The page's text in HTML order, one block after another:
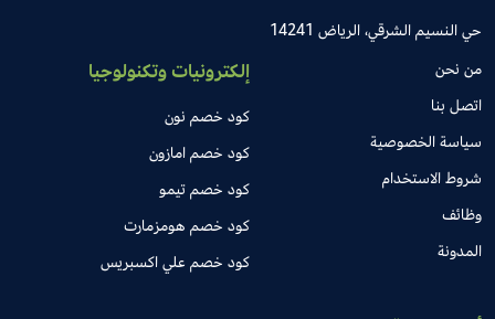
حي النسيم الشرقي، الرياض 14241
من نحن
اتصل بنا
سياسة الخصوصية
شروط الاستخدام
وظائف
المدونة
إلكترونيات وتكنولوجيا
كود خصم نون
كود خصم امازون
كود خصم تيمو
كود خصم هومزمارت
كود خصم علي اكسبريس